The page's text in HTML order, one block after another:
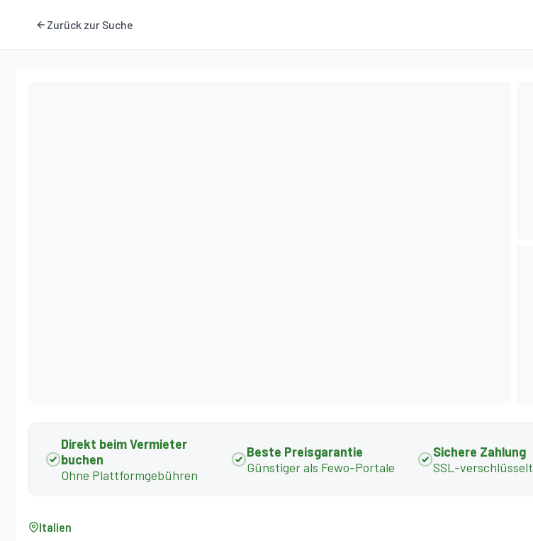
Zurück zur Suche
Direkt beim Vermieter
buchen
Ohne Plattformgebühren
Beste Preisgarantie
Günstiger als Fewo-Portale
Sichere Zahlung
SSL-verschlüsselt
Italien